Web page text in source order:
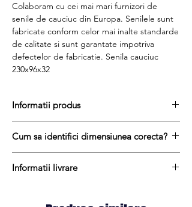
Colaboram cu cei mai mari furnizori de
senile de cauciuc din Europa. Senilele sunt
fabricate conform celor mai inalte standarde
de calitate si sunt garantate impotriva
defectelor de fabricatie. Senila cauciuc
230x96x32
Informatii produs
livrare
Disponibilitate : stoc
Produs aftermarket
prezentat de furnizor in momentul furnizarii
Cum sa identifici dimensiunea corecta?
cauciuc, urmati acesti trei pasi simpli:
Informatii livrare
cauciuc variaza intre 1 si 10 zile lucratoare.